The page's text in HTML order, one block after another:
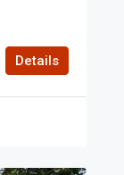
Details